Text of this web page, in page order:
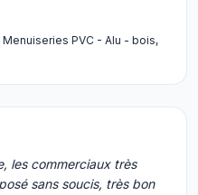
PVC - Alu - bois,
les commerciaux très
sans soucis, très bon